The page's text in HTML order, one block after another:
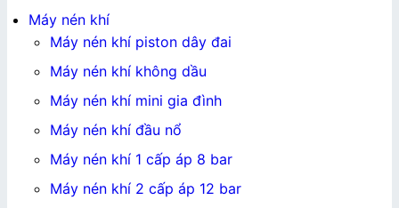
Máy nén khí
Máy nén khí piston dây đai
Máy nén khí không dầu
Máy nén khí mini gia đình
Máy nén khí đầu nổ
Máy nén khí 1 cấp áp 8 bar
Máy nén khí 2 cấp áp 12 bar